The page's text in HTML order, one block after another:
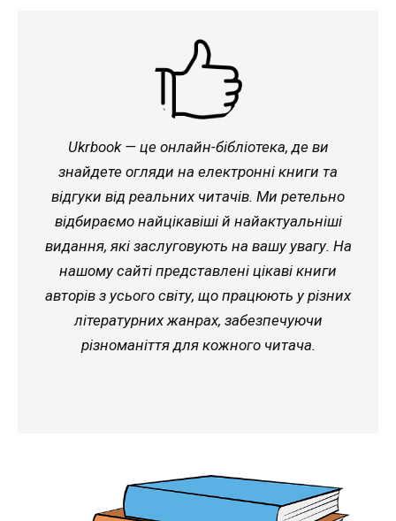
Ukrbook — це онлайн-бібліотека, де ви
знайдете огляди на електронні книги та
відгуки від реальних читачів. Ми ретельно
відбираємо найцікавіші й найактуальніші
видання, які заслуговують на вашу увагу. На
нашому сайті представлені цікаві книги
авторів з усього світу, що працюють у різних
літературних жанрах, забезпечуючи
різноманіття для кожного читача.